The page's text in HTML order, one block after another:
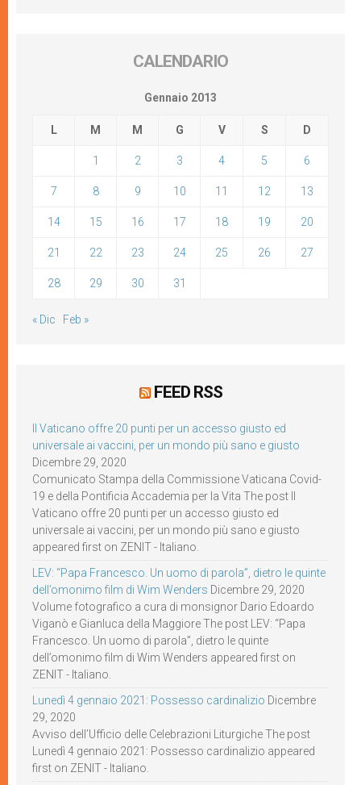
CALENDARIO
Gennaio 2013
L M M G V S D
1 2 3 4 5 6
7 8 9 10 11 12 13
14 15 16 17 18 19 20
21 22 23 24 25 26 27
28 29 30 31
« Dic Feb »
FEED RSS
Il Vaticano offre 20 punti per un accesso giusto ed
universale ai vaccini, per un mondo più sano e giusto
Dicembre 29, 2020
Comunicato Stampa della Commissione Vaticana Covid-
19 e della Pontificia Accademia per la Vita The post Il
Vaticano offre 20 punti per un accesso giusto ed
universale ai vaccini, per un mondo più sano e giusto
appeared first on ZENIT - Italiano.
LEV: “Papa Francesco. Un uomo di parola”, dietro le quinte
dell’omonimo film di Wim Wenders Dicembre 29, 2020
Volume fotografico a cura di monsignor Dario Edoardo
Viganò e Gianluca della Maggiore The post LEV: “Papa
Francesco. Un uomo di parola”, dietro le quinte
dell’omonimo film di Wim Wenders appeared first on
ZENIT - Italiano.
Lunedì 4 gennaio 2021: Possesso cardinalizio Dicembre
29, 2020
Avviso dell’Ufficio delle Celebrazioni Liturgiche The post
Lunedì 4 gennaio 2021: Possesso cardinalizio appeared
first on ZENIT - Italiano.